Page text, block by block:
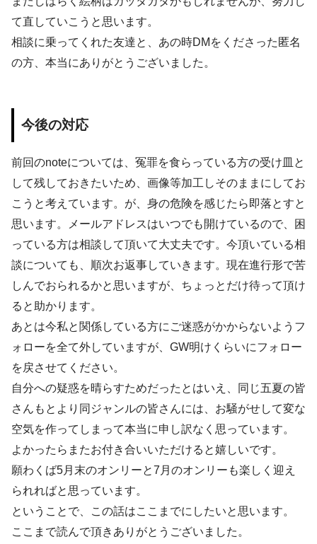
て直していこうと思います。
相談に乗ってくれた友達と、あの時DMをくださった匿名
の方、本当にありがとうございました。
今後の対応
前回のnoteについては、冤罪を食らっている方の受け皿と
して残しておきたいため、画像等加工しそのままにしてお
こうと考えています。が、身の危険を感じたら即落とすと
思います。メールアドレスはいつでも開けているので、困
っている方は相談して頂いて大丈夫です。今頂いている相
談についても、順次お返事していきます。現在進行形で苦
しんでおられるかと思いますが、ちょっとだけ待って頂け
ると助かります。
あとは今私と関係している方にご迷惑がかからないようフ
ォローを全て外していますが、GW明けくらいにフォロー
を戻させてください。
自分への疑惑を晴らすためだったとはいえ、同じ五夏の皆
さんもとより同ジャンルの皆さんには、お騒がせして変な
空気を作ってしまって本当に申し訳なく思っています。
よかったらまたお付き合いいただけると嬉しいです。
願わくば5月末のオンリーと7月のオンリーも楽しく迎え
られればと思っています。
ということで、この話はここまでにしたいと思います。
ここまで読んで頂きありがとうございました。